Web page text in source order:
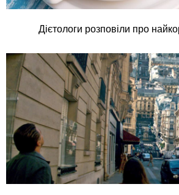
Дієтологи розповіли про